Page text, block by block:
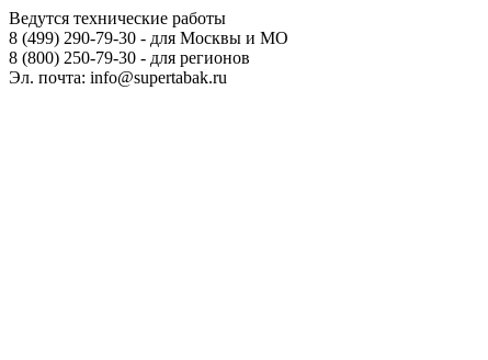
Ведутся технические работы
8 (499) 290-79-30 - для Москвы и МО
8 (800) 250-79-30 - для регионов
Эл. почта: info@supertabak.ru